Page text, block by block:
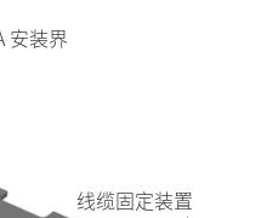
线缆固定装置
安装界